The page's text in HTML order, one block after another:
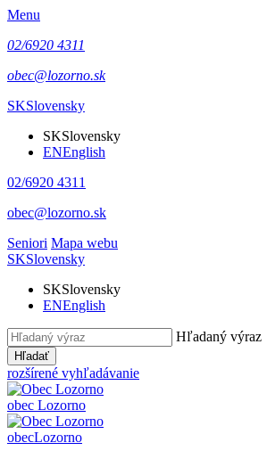
Menu
02/6920 4311
obec@lozorno.sk
SKSlovensky
SKSlovensky
ENEnglish
02/6920 4311
obec@lozorno.sk
Seniori Mapa webu
SKSlovensky
SKSlovensky
ENEnglish
Hľadaný výraz
Hľadať
rozšírené vyhľadávanie
obec Lozorno
obecLozorno